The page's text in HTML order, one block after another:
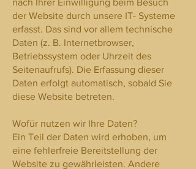
nach Ihrer Einwilligung beim Besuch
der Website durch unsere IT- Systeme
erfasst. Das sind vor allem technische
Daten (z. B. Internetbrowser,
Betriebssystem oder Uhrzeit des
Seitenaufrufs). Die Erfassung dieser
Daten erfolgt automatisch, sobald Sie
diese Website betreten.
Wofür nutzen wir Ihre Daten?
Ein Teil der Daten wird erhoben, um
eine fehlerfreie Bereitstellung der
Website zu gewährleisten. Andere